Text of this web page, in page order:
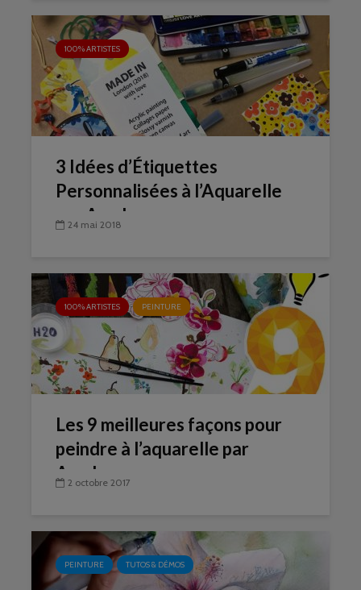
100% ARTISTES
3 Idées d’Étiquettes
Personnalisées à l’Aquarelle
par Amylee
24 mai 2018
100% ARTISTES PEINTURE
Les 9 meilleures façons pour
peindre à l’aquarelle par
Amylee
2 octobre 2017
PEINTURE TUTOS & DÉMOS